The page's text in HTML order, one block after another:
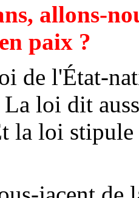
allons-
paix ?
de l'État-
loi dit
la loi stipule